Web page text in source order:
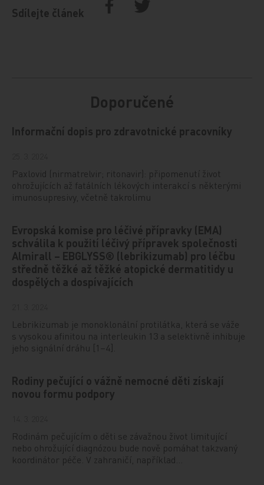
Sdílejte článek
Doporučené
Informační dopis pro zdravotnické pracovníky
Paxlovid (nirmatrelvir; ritonavir): připomenutí život
ohrožujících až fatálních lékových interakcí s některými
imunosupresivy, včetně takrolimu
Evropská komise pro léčivé přípravky (EMA)
schválila k použití léčivý přípravek společnosti
Almirall – EBGLYSS® (lebrikizumab) pro léčbu
středně těžké až těžké atopické dermatitidy u
dospělých a dospívajících
Lebrikizumab je monoklonální protilátka, která se váže
s vysokou afinitou na interleukin 13 a selektivně inhibuje
jeho signální dráhu [1–4].
Rodiny pečující o vážně nemocné děti získají
novou formu podpory
Rodinám pečujícím o děti se závažnou život limitující
nebo ohrožující diagnózou bude nově pomáhat takzvaný
koordinátor péče. V zahraničí, například…